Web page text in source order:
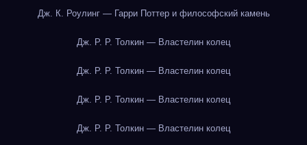
Дж. К. Роулинг — Гарри Поттер и философский камень
Дж. Р. Р. Толкин — Властелин колец
Дж. Р. Р. Толкин — Властелин колец
Дж. Р. Р. Толкин — Властелин колец
Дж. Р. Р. Толкин — Властелин колец